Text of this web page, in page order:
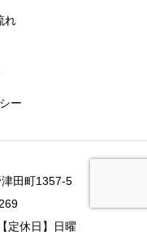
れ
ー
田町1357-5
定休日】日曜